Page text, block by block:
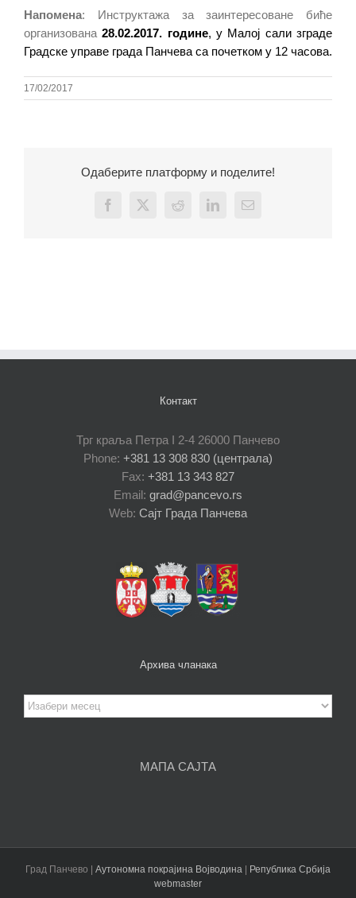
Напомена: Инструктажа за заинтересоване биће
организована28.02.2017. године, у Малој сали зградe
Градске управе града Панчева са почетком у 12 часова.
17/02/2017
Одаберите платформу и поделите!
Facebook
X Reddit LinkedInEmail
Контакт
Трг краља Петра I 2-4 26000 Панчево
Phone: +381 13 308 830 (централа)
Fax: +381 13 343 827
Email: grad@pancevo.rs
Web: Сајт Града Панчева
Архива чланака
Архива
чланака
МАПА САЈТА
Град Панчево | Аутономна покрајина Војводина | Република Србија
webmaster